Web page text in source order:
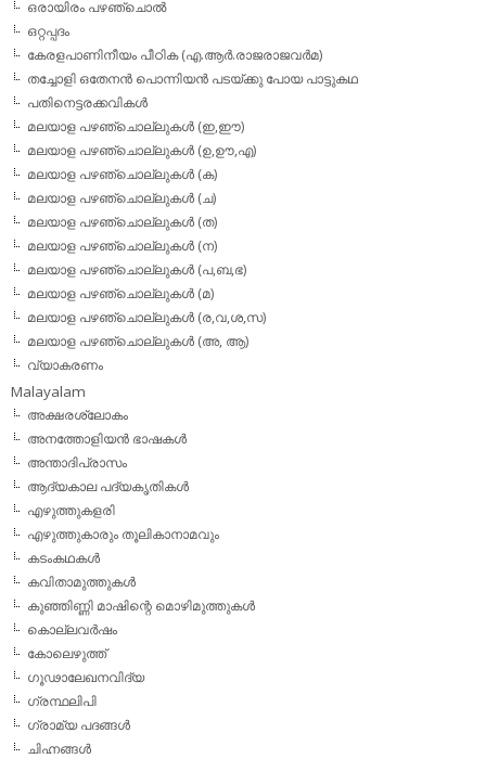
ഒരായിരം പഴഞ്ചൊല്‍
ഒറ്റപ്പദം
കേരളപാണിനീയം പീഠിക (എ.ആര്‍.രാജരാജവര്‍മ)
തച്ചോളി ഒതേനൻ പൊന്നിയൻ പടയ്‌ക്കു പോയ പാട്ടുകഥ
പതിനെട്ടരക്കവികള്‍
മലയാള പഴഞ്ചൊല്ലുകള്‍ (ഇ,ഈ)
മലയാള പഴഞ്ചൊല്ലുകള്‍ (ഉ,ഊ,എ)
മലയാള പഴഞ്ചൊല്ലുകള്‍ (ക)
മലയാള പഴഞ്ചൊല്ലുകള്‍ (ച)
മലയാള പഴഞ്ചൊല്ലുകള്‍ (ത)
മലയാള പഴഞ്ചൊല്ലുകള്‍ (ന)
മലയാള പഴഞ്ചൊല്ലുകള്‍ (പ,ബ,ഭ)
മലയാള പഴഞ്ചൊല്ലുകള്‍ (മ)
മലയാള പഴഞ്ചൊല്ലുകള്‍ (ര,വ,ശ,സ)
മലയാള പഴഞ്ചൊല്ലുകൾ (അ, ആ)
വ്യാകരണം
Malayalam
അക്ഷരശ്ലോകം
അനത്തോളിയന്‍ ഭാഷകള്‍
അന്താദിപ്രാസം
ആദ്യകാല പദ്യകൃതികള്‍
എഴുത്തുകളരി
എഴുത്തുകാരും തൂലികാനാമവും
കടംകഥകള്‍
കവിതാമുത്തുകള്‍
കുഞ്ഞിണ്ണി മാഷിന്റെ മൊഴിമുത്തുകള്‍
കൊല്ലവര്‍ഷം
കോലെഴുത്ത്
ഗൂഢാലേഖനവിദ്യ
ഗ്രന്ഥലിപി
ഗ്രാമ്യ പദങ്ങള്‍
ചിഹ്നങ്ങള്‍